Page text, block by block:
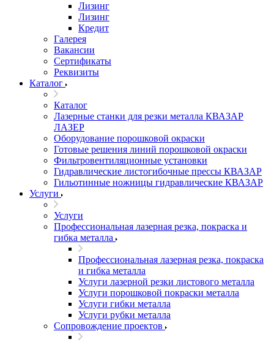
Лизинг
Лизинг
Кредит
Галерея
Вакансии
Сертификаты
Реквизиты
Каталог
Каталог
Лазерные станки для резки металла КВАЗАР
ЛАЗЕР
Оборудование порошковой окраски
Готовые решения линий порошковой окраски
Фильтровентиляционные установки
Гидравлические листогибочные прессы КВАЗАР
Гильотинные ножницы гидравлические КВАЗАР
Услуги
Услуги
Профессиональная лазерная резка, покраска и
гибка металла
Профессиональная лазерная резка, покраска
и гибка металла
Услуги лазерной резки листового металла
Услуги порошковой покраски металла
Услуги гибки металла
Услуги рубки металла
Сопровождение проектов